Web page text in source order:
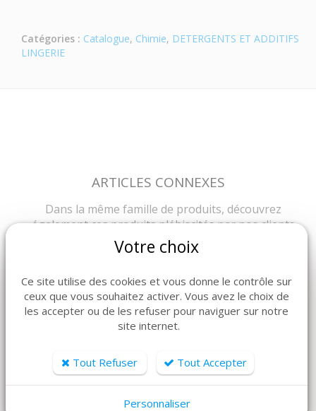
Catégories : Catalogue, Chimie, DETERGENTS ET ADDITIFS
LINGERIE
ARTICLES CONNEXES
Dans la même famille de produits, découvrez
également ces produits plébiscités par nos clients
Votre choix
Ce site utilise des cookies et vous donne le contrôle sur
ceux que vous souhaitez activer. Vous avez le choix de
les accepter ou de les refuser pour naviguer sur notre
site internet.
Tout Refuser Tout Accepter
Personnaliser